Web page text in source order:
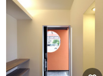
weißer Wandfarbe, Terrazzo-
Boden, Drehtür, weißer
Haustür und Holzwänden in